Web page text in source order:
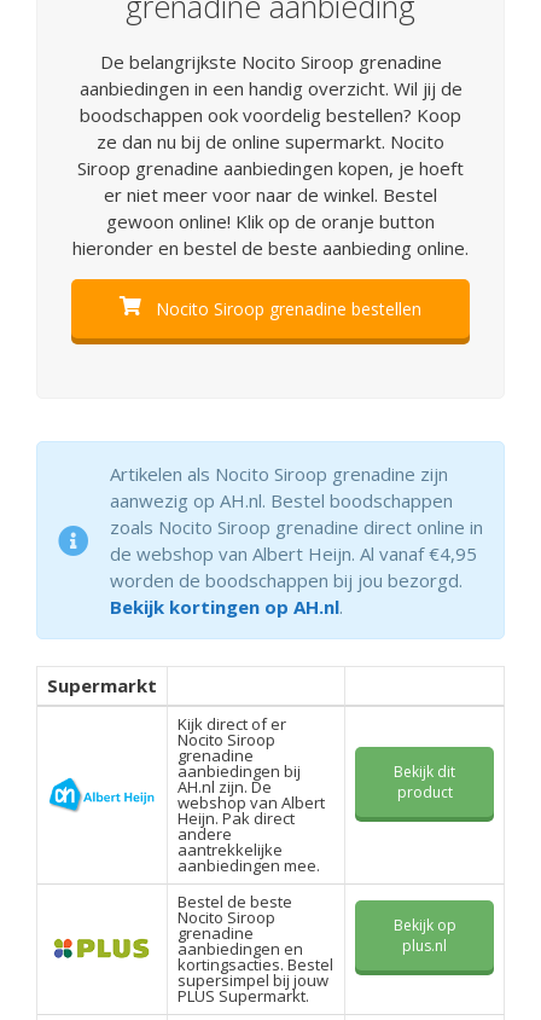
De belangrijkste Nocito Siroop grenadine
aanbiedingen in een handig overzicht. Wil jij de
boodschappen ook voordelig bestellen? Koop
ze dan nu bij de online supermarkt. Nocito
Siroop grenadine aanbiedingen kopen, je hoeft
er niet meer voor naar de winkel. Bestel
gewoon online! Klik op de oranje button
hieronder en bestel de beste aanbieding online.
Nocito Siroop grenadine bestellen
Artikelen als Nocito Siroop grenadine zijn
aanwezig op AH.nl. Bestel boodschappen
zoals Nocito Siroop grenadine direct online in
de webshop van Albert Heijn. Al vanaf €4,95
worden de boodschappen bij jou bezorgd.
Bekijk kortingen op AH.nl.
Supermarkt
Kijk direct of er
Nocito Siroop
grenadine
aanbiedingen bij
AH.nl zijn. De
webshop van Albert
Heijn. Pak direct
andere
aantrekkelijke
aanbiedingen mee.
Bekijk dit
product
Bestel de beste
Nocito Siroop
grenadine
aanbiedingen en
kortingsacties. Bestel
supersimpel bij jouw
PLUS Supermarkt.
Bekijk op
plus.nl